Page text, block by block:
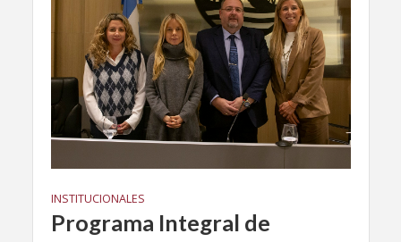
INSTITUCIONALES
Programa Integral de